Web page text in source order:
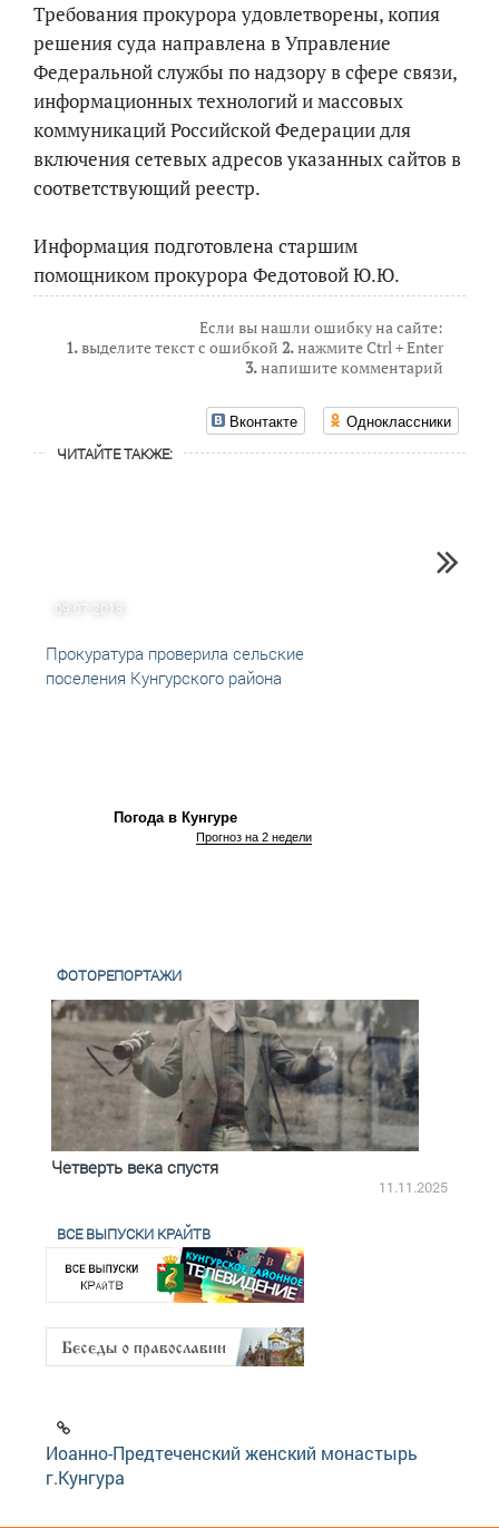
Требования прокурора удовлетворены, копия
решения суда направлена в Управление
Федеральной службы по надзору в сфере связи,
информационных технологий и массовых
коммуникаций Российской Федерации для
включения сетевых адресов указанных сайтов в
соответствующий реестр.
Информация подготовлена старшим
помощником прокурора Федотовой Ю.Ю.
Если вы нашли ошибку на сайте:
1.выделите текст с ошибкой 2.нажмите Ctrl + Enter
3.напишите комментарий
Вконтакте Одноклассники
ЧИТАЙТЕ ТАКЖЕ:
09.07.2018
Прокуратура проверила сельские
поселения Кунгурского района
Погода в Кунгуре
Прогноз на 2 недели
ФОТОРЕПОРТАЖИ
Четверть века спустя
11.11.2025
ВСЕ ВЫПУСКИ КРАЙТВ
Иоанно-Предтеченский женский монастырь
г.Кунгура